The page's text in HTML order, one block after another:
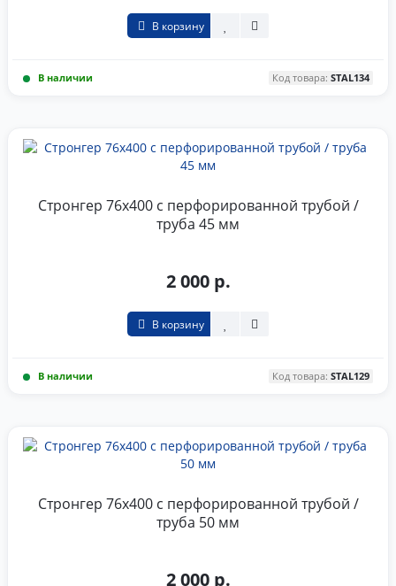
В корзину
В наличии Код товара: STAL134
Стронгер 76x400 с перфорированной трубой /
труба 45 мм
2 000 р.
В корзину
В наличии Код товара: STAL129
Стронгер 76x400 с перфорированной трубой /
труба 50 мм
2 000 р.